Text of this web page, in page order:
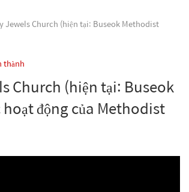
Jewels Church (hiện tại: Buseok Methodist
thành
Church (hiện tại: Buseok
động của Methodist